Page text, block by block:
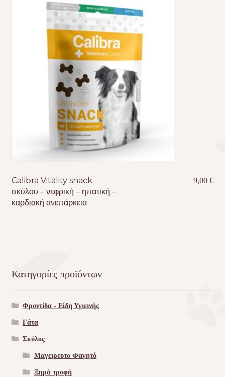
Calibra Vitality snack
σκύλου – νεφρική – ηπατική –
καρδιακή ανεπάρκεια
9,00€
Κατηγορίες προϊόντων
Φροντίδα - Είδη Υγιεινής
Γάτα
Σκύλος
Μαγειρευτο Φαγητό
Ξηρά τροφή